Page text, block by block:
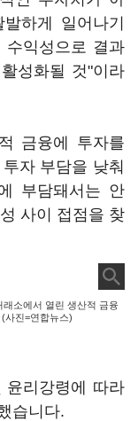
하게 일어나기
수익성으로 결과
성화될 것"이라
금융에 투자를
자 부담을 낮춰
부담돼서는 안
사이 접점을 찾
소에서 열린 생산적 금융
사진=연합뉴스)
윤리강령에 따라
습니다.